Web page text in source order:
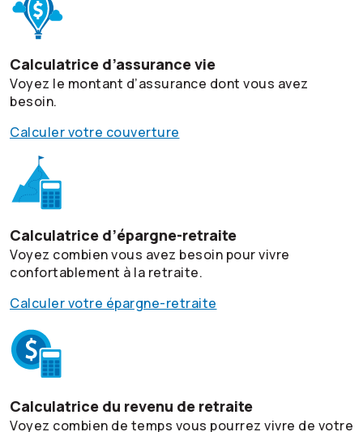
Calculatrice d’assurance vie
Voyez le montant d’assurance dont vous avez
besoin.
Calculer votre couverture
Calculatrice d’épargne-retraite
Voyez combien vous avez besoin pour vivre
confortablement à la retraite.
Calculer votre épargne-retraite
Calculatrice du revenu de retraite
Voyez combien de temps vous pourrez vivre de votre